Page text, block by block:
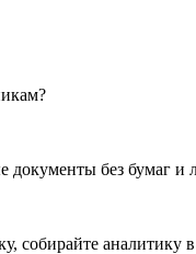
документы без бумаг и
собирайте аналитику